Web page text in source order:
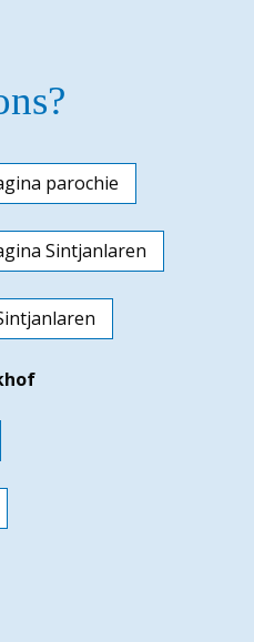
parochie
Sintjanlaren